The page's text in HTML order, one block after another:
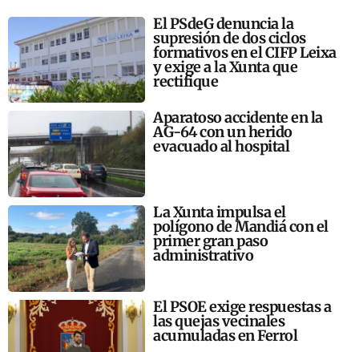
El PSdeG denuncia la
supresión de dos ciclos
formativos en el CIFP Leixa
y exige a la Xunta que
rectifique
Aparatoso accidente en la
AG-64 con un herido
evacuado al hospital
La Xunta impulsa el
polígono de Mandiá con el
primer gran paso
administrativo
El PSOE exige respuestas a
las quejas vecinales
acumuladas en Ferrol